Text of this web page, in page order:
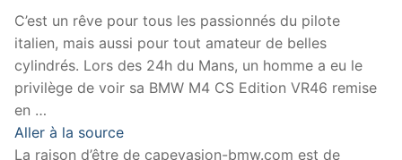
C’est un rêve pour tous les passionnés du pilote
italien, mais aussi pour tout amateur de belles
cylindrés. Lors des 24h du Mans, un homme a eu le
privilège de voir sa BMW M4 CS Edition VR46 remise
en …
Aller à la source
La raison d’être de capevasion-bmw.com est de